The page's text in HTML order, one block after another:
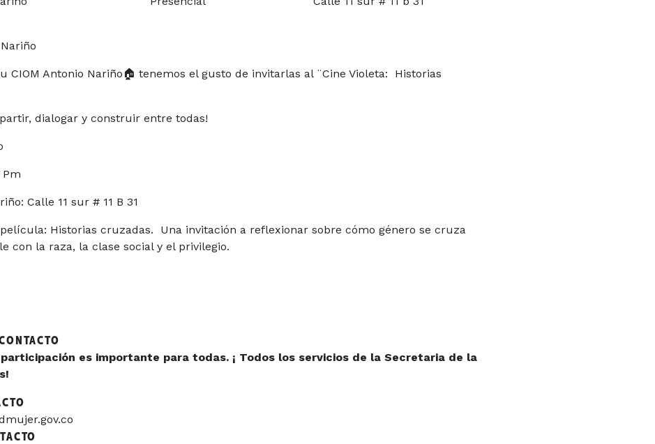
CIOM Antonio Nariño 🏠 tenemos el gusto de invitarlas al ¨Cine Violeta: Historias
dialogar y construir entre todas!
Pm
Calle 11 sur # 11 B 31
Historias cruzadas. Una invitación a reflexionar sobre cómo género se cruza
con la raza, la clase social y el privilegio.
es importante para todas. ¡ Todos los servicios de la Secretaria de la